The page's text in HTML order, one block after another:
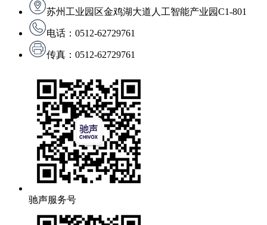
苏州工业园区金鸡湖大道人工智能产业园C1-801
电话：0512-62729761
传真：0512-62729761
驰声服务号